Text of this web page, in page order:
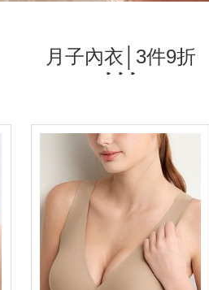
月子內衣│3件9折